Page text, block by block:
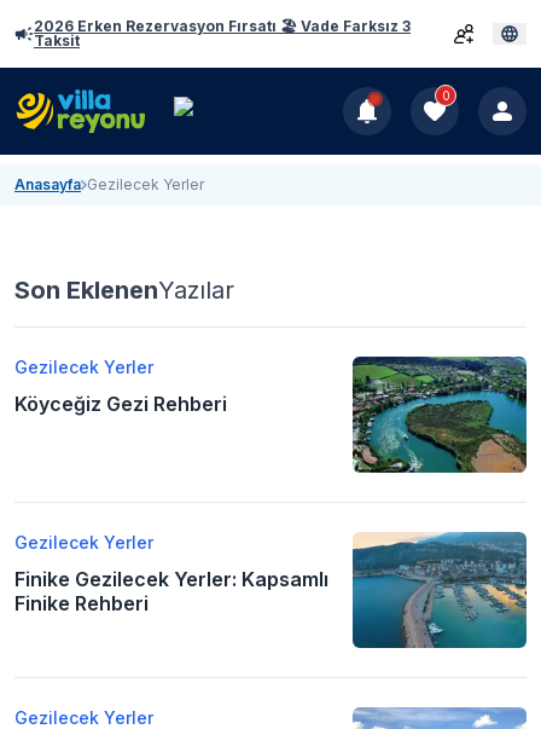
2026 Erken Rezervasyon Fırsatı 🏖️ Vade Farksız 3
Taksit
0
Anasayfa Gezilecek Yerler
Son EklenenYazılar
Gezilecek Yerler
Köyceğiz Gezi Rehberi
Gezilecek Yerler
Finike Gezilecek Yerler: Kapsamlı
Finike Rehberi
Gezilecek Yerler